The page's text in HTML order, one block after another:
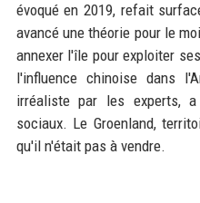
évoqué en 2019, refait
avancé une théorie pour le
annexer l'île pour exploiter
l'influence chinoise dans
irréaliste par les experts,
sociaux. Le Groenland,
qu'il n'était pas à vendre.